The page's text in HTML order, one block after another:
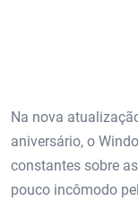
Na nova
aniversário, o
constantes sobre
pouco incômodo